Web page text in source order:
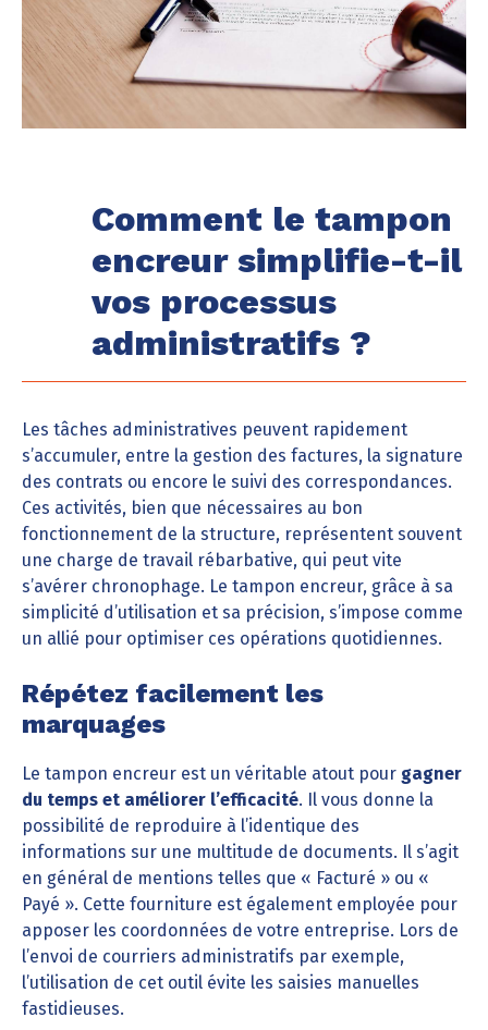
Comment le tampon
encreur simplifie-t-il
vos processus
administratifs ?
Les tâches administratives peuvent rapidement
s’accumuler, entre la gestion des factures, la signature
des contrats ou encore le suivi des correspondances.
Ces activités, bien que nécessaires au bon
fonctionnement de la structure, représentent souvent
une charge de travail rébarbative, qui peut vite
s’avérer chronophage. Le tampon encreur, grâce à sa
simplicité d’utilisation et sa précision, s’impose comme
un allié pour optimiser ces opérations quotidiennes.
Répétez facilement les
marquages
Le tampon encreur est un véritable atout pour gagner
du temps et améliorer l’efficacité. Il vous donne la
possibilité de reproduire à l’identique des
informations sur une multitude de documents. Il s’agit
en général de mentions telles que « Facturé » ou «
Payé ». Cette fourniture est également employée pour
apposer les coordonnées de votre entreprise. Lors de
l’envoi de courriers administratifs par exemple,
l’utilisation de cet outil évite les saisies manuelles
fastidieuses.